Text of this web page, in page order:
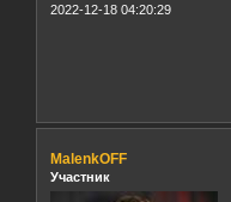
2022-12-18 04:20:29
MalenkOFF
Участник